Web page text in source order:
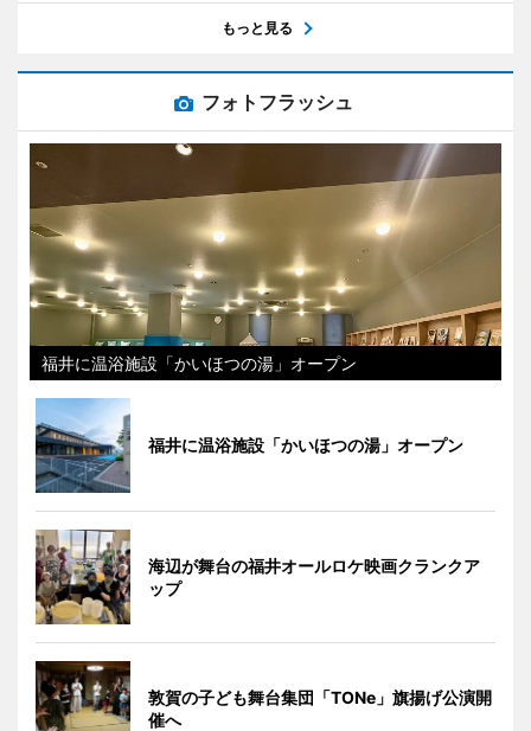
もっと見る
フォトフラッシュ
福井に温浴施設「かいほつの湯」オープン
福井に温浴施設「かいほつの湯」オープン
海辺が舞台の福井オールロケ映画クランクア
ップ
敦賀の子ども舞台集団「TONe」旗揚げ公演開
催へ